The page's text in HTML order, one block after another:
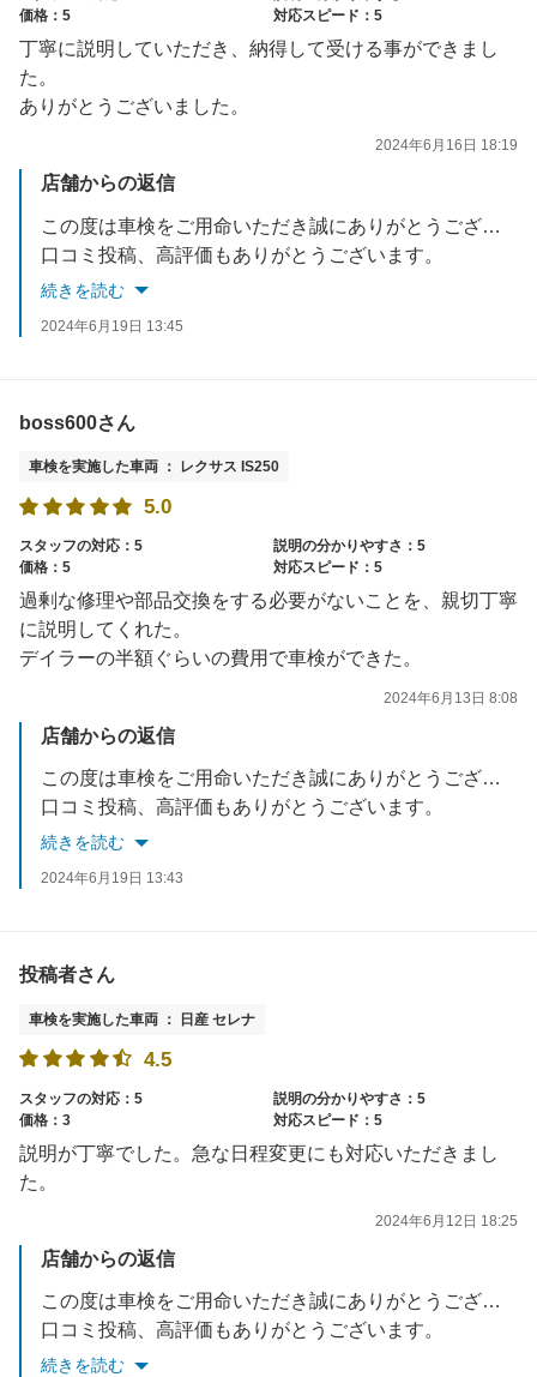
価格：5
対応スピード：5
丁寧に説明していただき、納得して受ける事ができまし
た。
ありがとうございました。
2024年6月16日 18:19
店舗からの返信
この度は車検をご用命いただき誠にありがとうございます。
口コミ投稿、高評価もありがとうございます。
次回車検までの間の日常点検、タイヤエアチェックも随時行っておりますのでお気軽にご利用ください。
続きを読む
2024年6月19日 13:45
boss600さん
車検を実施した車両 ： レクサス IS250
5.0
スタッフの対応：5
説明の分かりやすさ：5
価格：5
対応スピード：5
過剰な修理や部品交換をする必要がないことを、親切丁寧
に説明してくれた。
デイラーの半額ぐらいの費用で車検ができた。
2024年6月13日 8:08
店舗からの返信
この度は車検をご用命いただき誠にありがとうございます。
口コミ投稿、高評価もありがとうございます。
日頃からタイヤエアチェック、安全点検は無料で行っておりますので定期的にお気軽にご利用ください。
続きを読む
2024年6月19日 13:43
投稿者さん
車検を実施した車両 ： 日産 セレナ
4.5
スタッフの対応：5
説明の分かりやすさ：5
価格：3
対応スピード：5
説明が丁寧でした。急な日程変更にも対応いただきまし
た。
2024年6月12日 18:25
店舗からの返信
この度は車検をご用命いただき誠にありがとうございます。
口コミ投稿、高評価もありがとうございます。
日常のタイヤエアチェック、安全点検も随時行っておりますのでお気軽にご利用ください。
続きを読む